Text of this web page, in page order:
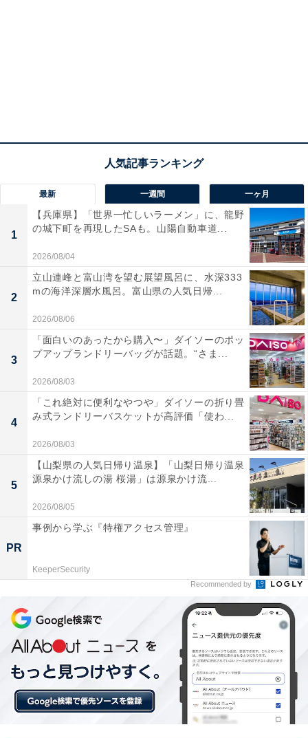
最新 一週間 一ヶ月
1
【兵庫県】「世界一忙しいラーメン」に、龍野
の城下町を再現したSAも。山陽自動車道...
2026/08/04
2
立山連峰と富山湾を望む展望風呂に、水深333
mの海洋深層水風呂。富山県の人気日帰...
2026/08/06
3
「面白いのあったから購入〜」ダイソーのポッ
プアップランドリーバッグが話題。“さま...
2026/08/03
4
「これ絶対に便利なやつや」ダイソーの折り畳
み式ランドリーバスケットが高評価「使わ...
2026/08/03
5
【山梨県の人気日帰り温泉】「山梨日帰り温泉
源泉かけ流しの湯 桜湯」は源泉かけ流...
2026/08/05
PR
事例から学ぶ『特権アクセス管理』
KeeperSecurity
Recommended by